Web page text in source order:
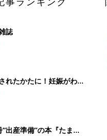
たい！3冊の「たまひ
場